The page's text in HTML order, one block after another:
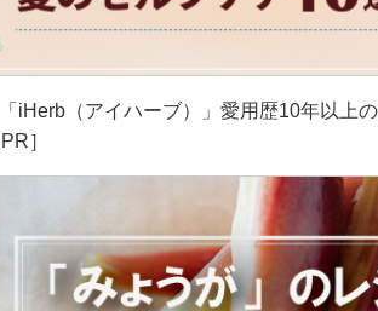
iHerb（アイハーブ）」愛用歴10年以上
］